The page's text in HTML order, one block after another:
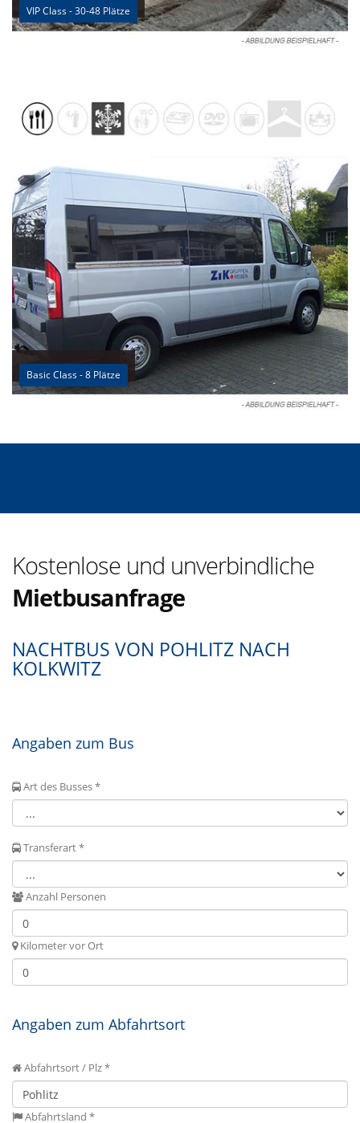
VIP Class - 30-48 Plätze
Basic Class - 8 Plätze
Kostenlose und unverbindliche
Mietbusanfrage
NACHTBUS VON POHLITZ NACH
KOLKWITZ
Angaben zum Bus
Art des Busses *
Transferart *
Anzahl Personen
Kilometer vor Ort
Angaben zum Abfahrtsort
Abfahrtsort / Plz *
Abfahrtsland *